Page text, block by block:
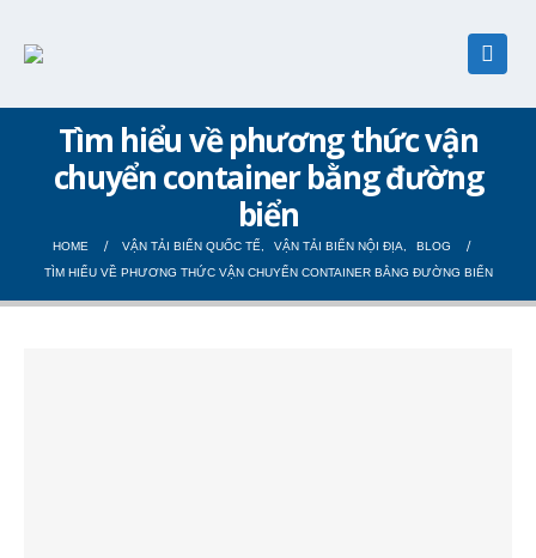
Tìm hiểu về phương thức vận
chuyển container bằng đường
biển
HOME VẬN TẢI BIỂN QUỐC TẾ VẬN TẢI BIỂN NỘI ĐỊA
BLOG
TÌM HIỂU VỀ PHƯƠNG THỨC VẬN CHUYỂN CONTAINER BẰNG ĐƯỜNG BIỂN